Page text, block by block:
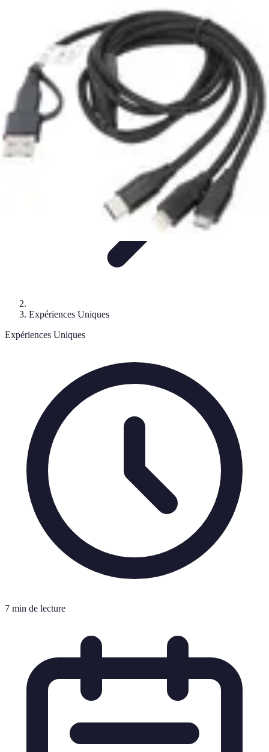
Planification de Voyage
Inspiration de
Voyages Écoresponsables Inspirations de Voyage
Voyages Uniques
Expériences Uniques
Expériences Uniques
7 min de lecture